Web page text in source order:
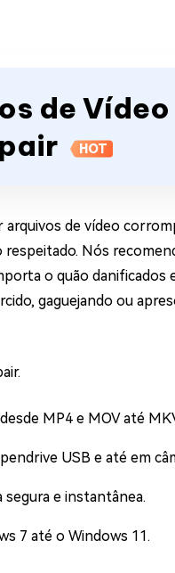
de
HOT
de vídeo
respeitado. Nós
o quão danificados
gaguejando ou
MP4 e MOV até
USB e até em
segura e instantânea.
7 até o Windows 11.